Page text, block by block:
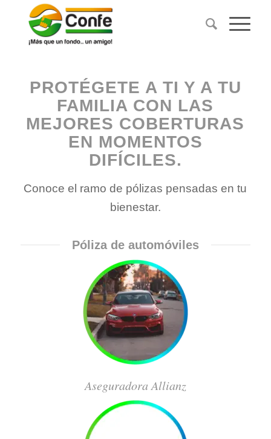
PROTÉGETE A TI Y A TU
FAMILIA CON LAS
MEJORES COBERTURAS
EN MOMENTOS
DIFÍCILES.
Conoce el ramo de pólizas pensadas en tu
bienestar.
Póliza de automóviles
Aseguradora Allianz